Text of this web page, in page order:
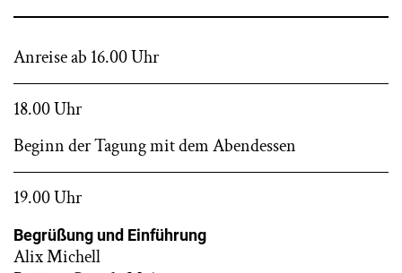
Anreise ab 16.00 Uhr
18.00 Uhr
Beginn der Tagung mit dem Abendessen
19.00 Uhr
Begrüßung und Einführung
Alix Michell